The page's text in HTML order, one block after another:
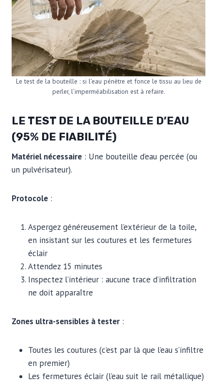
Le test de la bouteille : si l’eau pénètre et fonce le tissu au lieu de
perler, l’imperméabilisation est à refaire.
LE TEST DE LA BOUTEILLE D’EAU
(95% DE FIABILITÉ)
Matériel nécessaire : Une bouteille d’eau percée (ou
un pulvérisateur).
Protocole :
Aspergez généreusement l’extérieur de la toile,
en insistant sur les coutures et les fermetures
éclair
Attendez 15 minutes
Inspectez l’intérieur : aucune trace d’infiltration
ne doit apparaître
Zones ultra-sensibles à tester :
Toutes les coutures (c’est par là que l’eau s’infiltre
en premier)
Les fermetures éclair (l’eau suit le rail métallique)